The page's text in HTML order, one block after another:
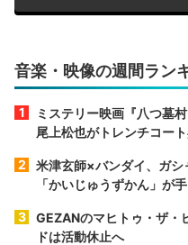
音楽・映像の週間ラン
ミステリー映画『八つ墓
尾上松也がトレンチコー
米津玄師×バンダイ、ガ
「かいじゅうずかん」が
GEZANのマヒトゥ・ザ
ドは活動休止へ